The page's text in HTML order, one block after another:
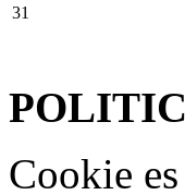
31
Cookie